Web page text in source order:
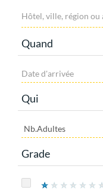
Quand
Qui
Grade